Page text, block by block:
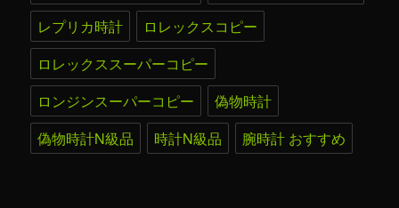
レプリカ時計
ロレックスコピー
ロレックススーパーコピー
ロンジンスーパーコピー
偽物時計
偽物時計N級品
時計N級品 腕時計 おすすめ